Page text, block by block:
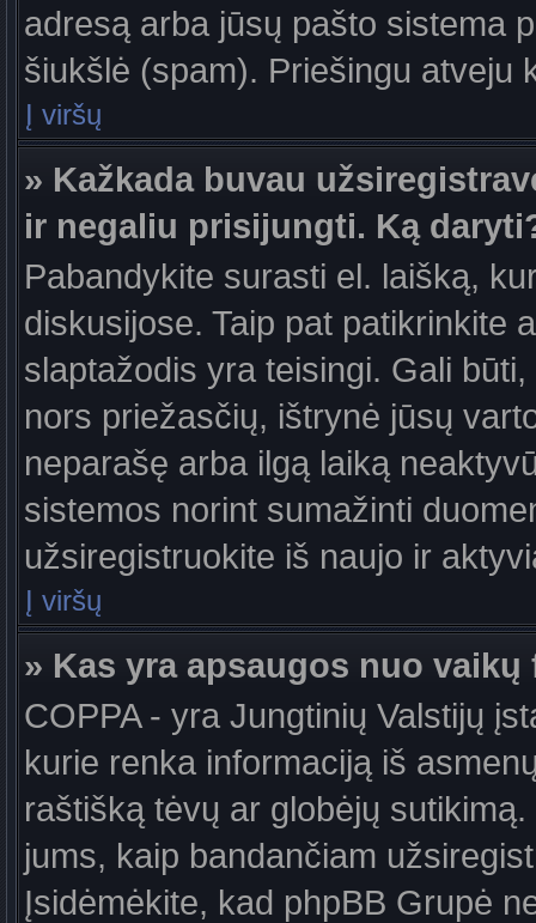
adresą arba jūsų pašto sistema
šiukšlė (spam). Priešingu atveju
Į viršų
» Kažkada buvau
ir negaliu prisijungti. Ką
Pabandykite surasti el. laišką,
diskusijose. Taip pat patikrinkite
slaptažodis yra teisingi. Gali
nors priežasčių, ištrynė jūsų
neparašę arba ilgą laiką
sistemos norint sumažinti
užsiregistruokite iš naujo ir
Į viršų
» Kas yra apsaugos nuo vaikų
COPPA - yra Jungtinių Valstijų
kurie renka informaciją iš
raštišką tėvų ar globėjų
jums, kaip bandančiam
Įsidėmėkite, kad phpBB Grupė